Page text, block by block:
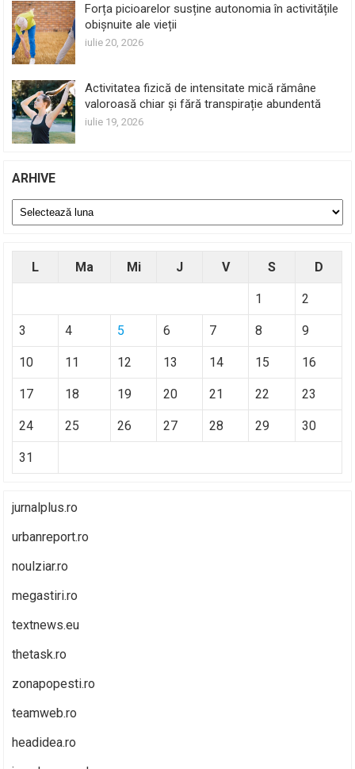
Forța picioarelor susține autonomia în activitățile
obișnuite ale vieții
iulie 20, 2026
Activitatea fizică de intensitate mică rămâne
valoroasă chiar și fără transpirație abundentă
iulie 19, 2026
ARHIVE
Arhive
L Ma Mi J V S D
1 2
3 4 5 6 7 8 9
10 11 12 13 14 15 16
17 18 19 20 21 22 23
24 25 26 27 28 29 30
31
jurnalplus.ro
urbanreport.ro
noulziar.ro
megastiri.ro
textnews.eu
thetask.ro
zonapopesti.ro
teamweb.ro
headidea.ro